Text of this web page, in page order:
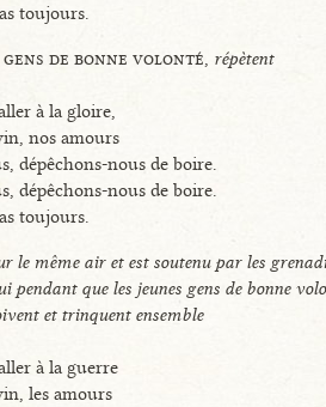
toujours.
de bonne volonté, répètent
à la gloire,
nos amours
dépêchons-nous de boire.
dépêchons-nous de boire.
toujours.
le même air et est soutenu par les
pendant que les jeunes gens de bonne
et trinquent ensemble
à la guerre
les amours